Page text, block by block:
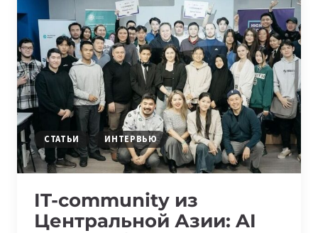
UX
COMMUNITY
KYRGYZSTAN
СТАТЬИ ИНТЕРВЬЮ
IT-community из
Центральной Азии: AI